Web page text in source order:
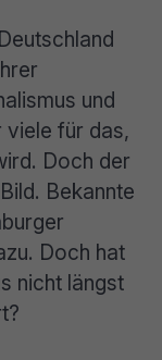
und
viele für das,
Doch der
Bekannte
Doch hat
nicht längst